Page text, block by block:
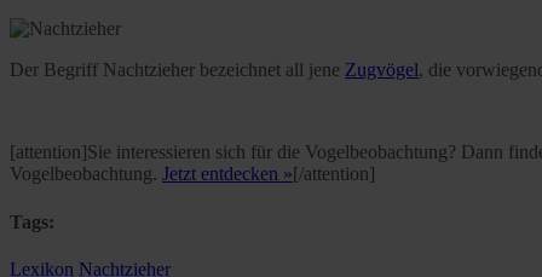
Der Begriff Nachtzieher bezeichnet all jene Zugvögel, die
[attention]Sie interessieren sich für die Vogelbeobachtung? Dann
Vogelbeobachtung. Jetzt entdecken »[/attention]
Tags:
Lexikon Nachtzieher